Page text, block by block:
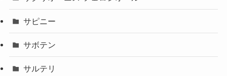
サピニー
サボテン
サルテリ